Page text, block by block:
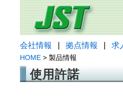
会社情報 拠点情報 求
HOME > 製品情報
使用許諾